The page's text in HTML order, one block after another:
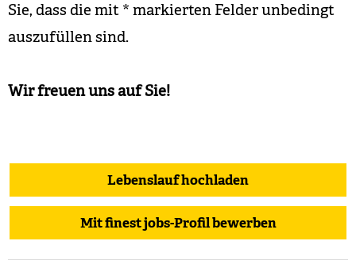
Sie, dass die mit * markierten Felder unbedingt
auszufüllen sind.
Wir freuen uns auf Sie!
Lebenslauf hochladen
Mit finest jobs-Profil bewerben